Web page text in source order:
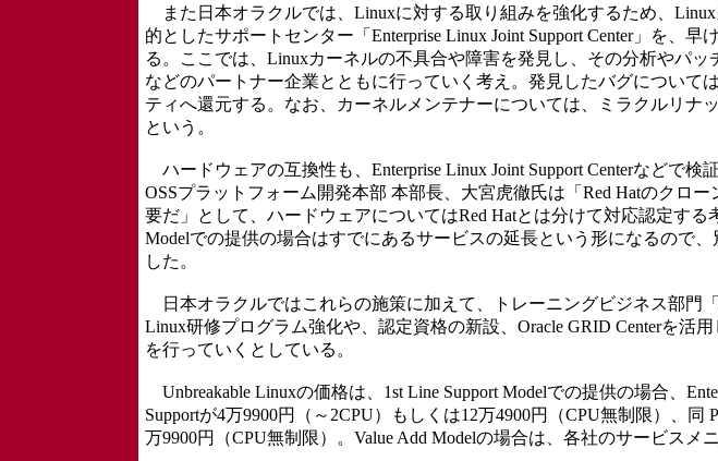
また日本オラクルでは、Linuxに対する取り組みを強化するため、
的としたサポートセンター「Enterprise Linux Joint Support Center」を、早
る。ここでは、Linuxカーネルの不具合や障害を発見し、その分析やパッ
などのパートナー企業とともに行っていく考え。発見したバグについて
ティへ還元する。なお、カーネルメンテナーについては、ミラクルリナ
という。
ハードウェアの互換性も、Enterprise Linux Joint Support Centerなどで検
OSSプラットフォーム開発本部 本部長、大宮虎徹氏は「Red Hatのクロ
要だ」として、ハードウェアについてはRed Hatとは分けて対応認定する
Modelでの提供の場合はすでにあるサービスの延長という形になるので
した。
日本オラクルではこれらの施策に加えて、トレーニングビジネス部門「
Linux研修プログラム強化や、認定資格の新設、Oracle GRID Centerを活
を行っていくとしている。
Unbreakable Linuxの価格は、1st Line Support Modelでの提供の場合、
Supportが4万9900円（～2CPU）もしくは12万4900円（CPU無制限）、同
万9900円（CPU無制限）。Value Add Modelの場合は、各社のサービスメ